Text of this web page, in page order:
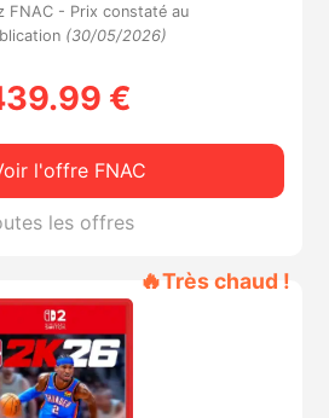
FNAC - Prix constaté au
(30/05/2026)
€
l'offre FNAC
les offres
🔥Très chaud !